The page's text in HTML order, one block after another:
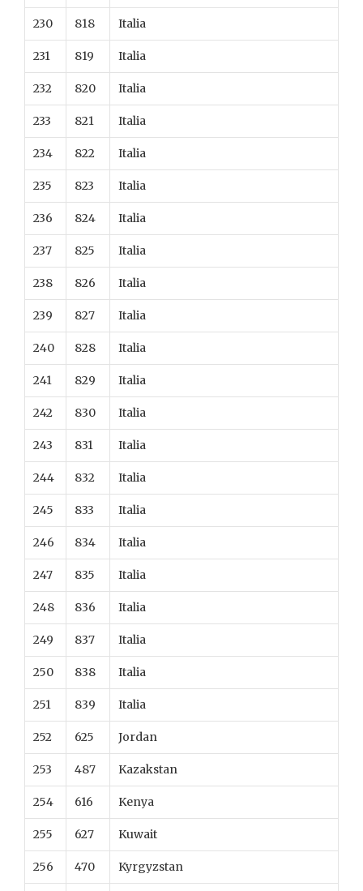
230 818 Italia
231 819 Italia
232 820 Italia
233 821 Italia
234 822 Italia
235 823 Italia
236 824 Italia
237 825 Italia
238 826 Italia
239 827 Italia
240 828 Italia
241 829 Italia
242 830 Italia
243 831 Italia
244 832 Italia
245 833 Italia
246 834 Italia
247 835 Italia
248 836 Italia
249 837 Italia
250 838 Italia
251 839 Italia
252 625 Jordan
253 487 Kazakstan
254 616 Kenya
255 627 Kuwait
256 470 Kyrgyzstan